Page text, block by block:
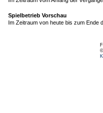
Spielbetrieb Vorschau
Im Zeitraum von heute bis zum Ende